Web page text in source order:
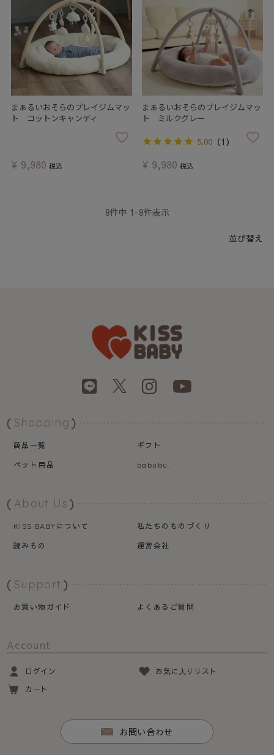
まぁるいおそらのプレイジムマッ
ト コットンキャンディ
¥ 9,980 税込
まぁるいおそらのプレイジムマッ
ト ミルクグレー
5.00 （1）
¥ 9,980 税込
並び替え
8件中 1 -8件表示
Shopping
商品一覧
ギフト
ペット用品
babubu.
About Us
KISS BABY について
私たちのものづくり
読みもの
運営会社
Support
お買い物ガイド よくあるご質問
Account
ログイン
お気に入りリスト
カート
お問い合わせ